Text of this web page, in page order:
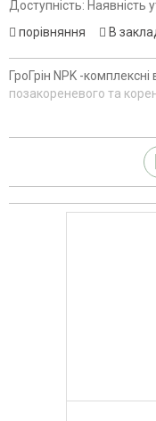
Доступність: Наявність
порівняння
В
ГроГрін NPK -
позакореневого та